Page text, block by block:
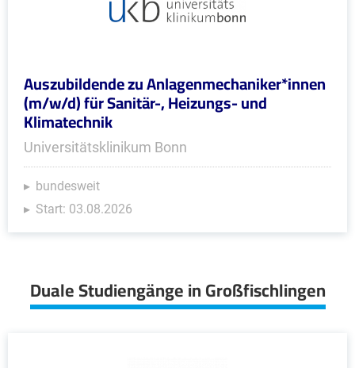
Auszubildende zu Anlagenmechaniker*innen
(m/w/d) für Sanitär-, Heizungs- und
Klimatechnik
Universitätsklinikum Bonn
bundesweit
Start: 03.08.2026
Duale Studiengänge in Großfischlingen